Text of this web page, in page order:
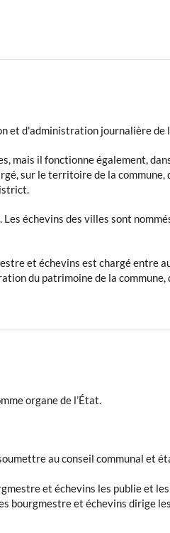
et d'administration journalière de
mais il fonctionne également,
sur le territoire de la commune,
échevins des villes sont
et échevins est chargé entre
du patrimoine de la commune,
organe de l’État.
au conseil communal et
et échevins les publie et
bourgmestre et échevins dirige